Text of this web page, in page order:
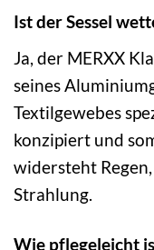
Ist der Sessel
Ja, der MERXX
seines
Textilgewebes
konzipiert und
widersteht
Strahlung.
Wie pflegeleicht